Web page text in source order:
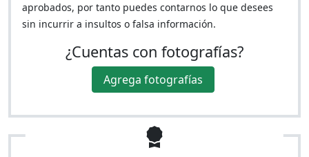
aprobados, por tanto puedes contarnos lo que desees
sin incurrir a insultos o falsa información.
¿Cuentas con fotografías?
Agrega fotografías